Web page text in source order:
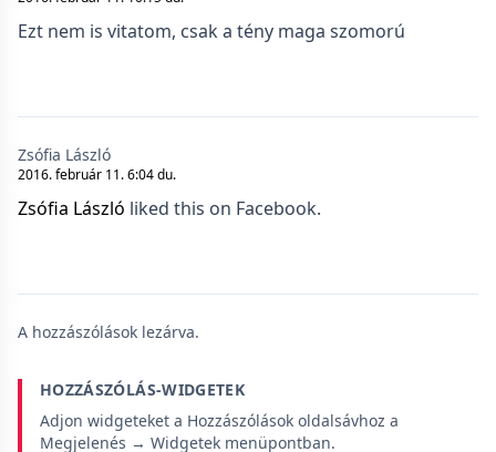
Ezt nem is vitatom, csak a tény maga szomorú
Zsófia László
2016. február 11. 6:04 du.
Zsófia László liked this on Facebook.
A hozzászólások lezárva.
HOZZÁSZÓLÁS-WIDGETEK
Adjon widgeteket a Hozzászólások oldalsávhoz a
Megjelenés → Widgetek menüpontban.